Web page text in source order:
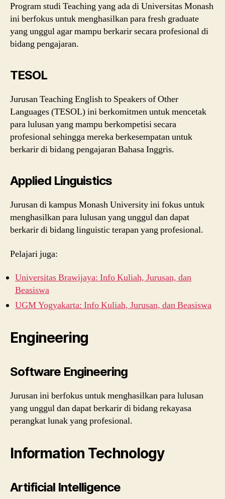
Program studi Teaching yang ada di Universitas Monash
ini berfokus untuk menghasilkan para fresh graduate
yang unggul agar mampu berkarir secara profesional di
bidang pengajaran.
TESOL
Jurusan Teaching English to Speakers of Other
Languages (TESOL) ini berkomitmen untuk mencetak
para lulusan yang mampu berkompetisi secara
profesional sehingga mereka berkesempatan untuk
berkarir di bidang pengajaran Bahasa Inggris.
Applied Linguistics
Jurusan di kampus Monash University ini fokus untuk
menghasilkan para lulusan yang unggul dan dapat
berkarir di bidang linguistic terapan yang profesional.
Pelajari juga:
Universitas Brawijaya: Info Kuliah, Jurusan, dan
Beasiswa
UGM Yogyakarta: Info Kuliah, Jurusan, dan Beasiswa
Engineering
Software Engineering
Jurusan ini berfokus untuk menghasilkan para lulusan
yang unggul dan dapat berkarir di bidang rekayasa
perangkat lunak yang profesional.
Information Technology
Artificial Intelligence